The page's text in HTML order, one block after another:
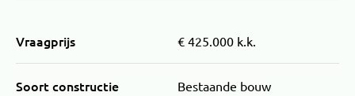
Vraagprijs € 425.000 k.k.
Soort constructie Bestaande bouw